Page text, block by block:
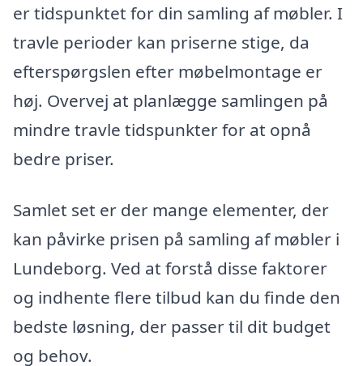
er tidspunktet for din samling af møbler. I
travle perioder kan priserne stige, da
efterspørgslen efter møbelmontage er
høj. Overvej at planlægge samlingen på
mindre travle tidspunkter for at opnå
bedre priser.
Samlet set er der mange elementer, der
kan påvirke prisen på samling af møbler i
Lundeborg. Ved at forstå disse faktorer
og indhente flere tilbud kan du finde den
bedste løsning, der passer til dit budget
og behov.